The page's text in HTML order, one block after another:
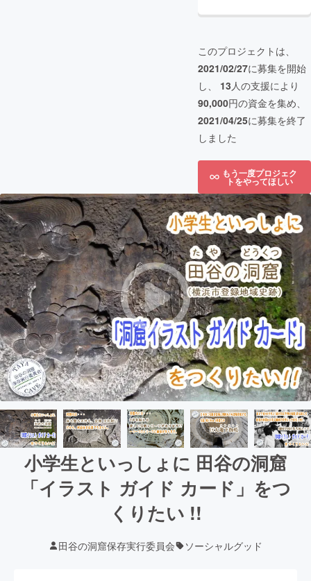
このプロジェクトは、
2021/02/27に募集を開始
し、 13人の支援により
90,000円の資金を集め、
2021/04/25に募集を終了
しました
もう一度プロジェク
トをやってほしい
小学生といっしょに 田谷の洞窟
「イラスト ガイド カード」をつ
くりたい !!
田谷の洞窟保存実行委員会 ソーシャルグッド